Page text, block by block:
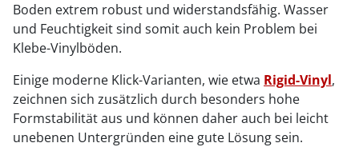
Boden extrem robust und widerstandsfähig. Wasser
und Feuchtigkeit sind somit auch kein Problem bei
Klebe-Vinylböden.
Einige moderne Klick-Varianten, wie etwa Rigid-Vinyl,
zeichnen sich zusätzlich durch besonders hohe
Formstabilität aus und können daher auch bei leicht
unebenen Untergründen eine gute Lösung sein.